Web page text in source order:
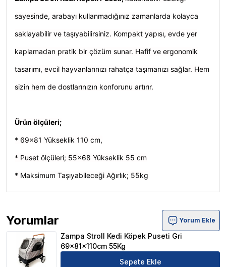
sayesinde, arabayı kullanmadığınız zamanlarda kolayca
saklayabilir ve taşıyabilirsiniz. Kompakt yapısı, evde yer
kaplamadan pratik bir çözüm sunar. Hafif ve ergonomik
tasarımı, evcil hayvanlarınızı rahatça taşımanızı sağlar. Hem
sizin hem de dostlarınızın konforunu artırır.
Ürün ölçüleri;
* 69x81 Yükseklik 110 cm,
* Puset ölçüleri; 55x68 Yükseklik 55 cm
* Maksimum Taşıyabileceği Ağırlık; 55kg
Yorumlar
Zampa Stroll Kedi Köpek Puseti Gri 69x81x110cm 55Kg
Yorum Ekle
Zampa Stroll Kedi Köpek Puseti Gri
69x81x110cm 55Kg
Sepete Ekle